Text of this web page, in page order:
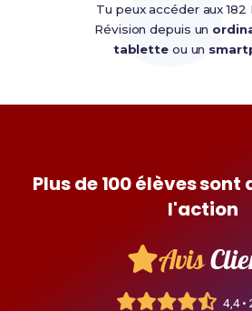
Tu peux accéder aux 182
Révision depuis un
tabletteou un
Plus de 100 élèves sont
l'action
Avis
4,4 •